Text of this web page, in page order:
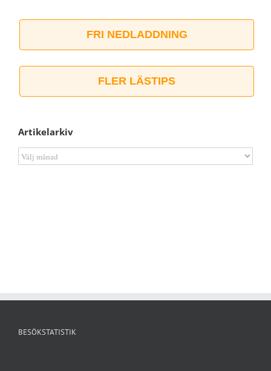
FRI NEDLADDNING
FLER LÄSTIPS
Artikelarkiv
Artikelarkiv
BESÖKSTATISTIK